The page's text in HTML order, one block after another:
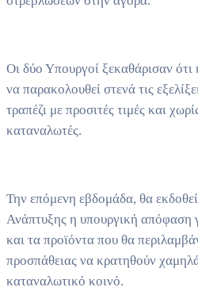
Oι δύο Υπουργοί ξεκαθάρισαν
να παρακολουθεί στενά τις
τραπέζι με προσιτές τιμές και
καταναλωτές.
Την επόμενη εβδομάδα, θα
Ανάπτυξης η υπουργική απόφαση
και τα προϊόντα που θα
προσπάθειας να κρατηθούν χαμηλά
καταναλωτικό κοινό.